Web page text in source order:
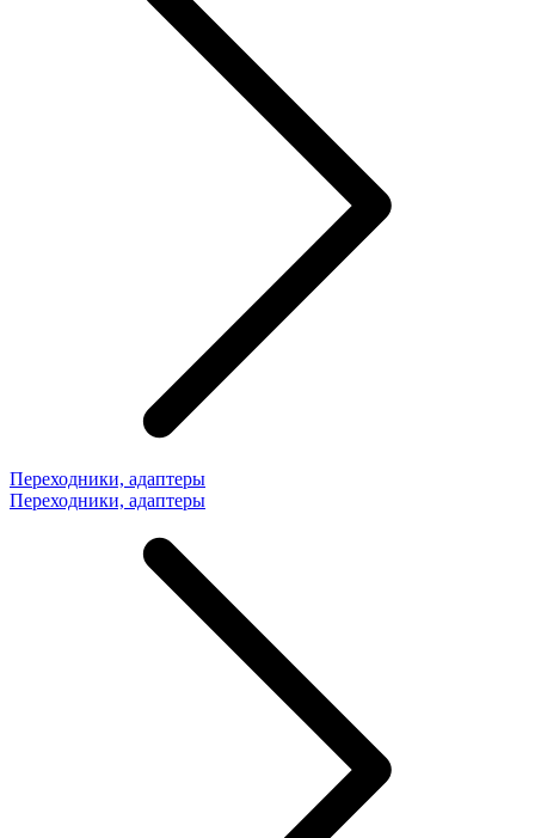
Переходники, адаптеры
Переходники, адаптеры